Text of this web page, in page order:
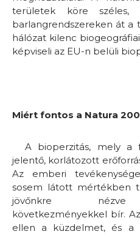
területek köre
barlangrendszereken át a
hálózat kilenc
képviseli az EU-n belüli
Miért fontos a Natura
A bioperzitás, mely a
jelentő, korlátozott
Az emberi
sosem látott mértékben
jövőnkre nézve
következményekkel bír.
ellen a küzdelmet, és a